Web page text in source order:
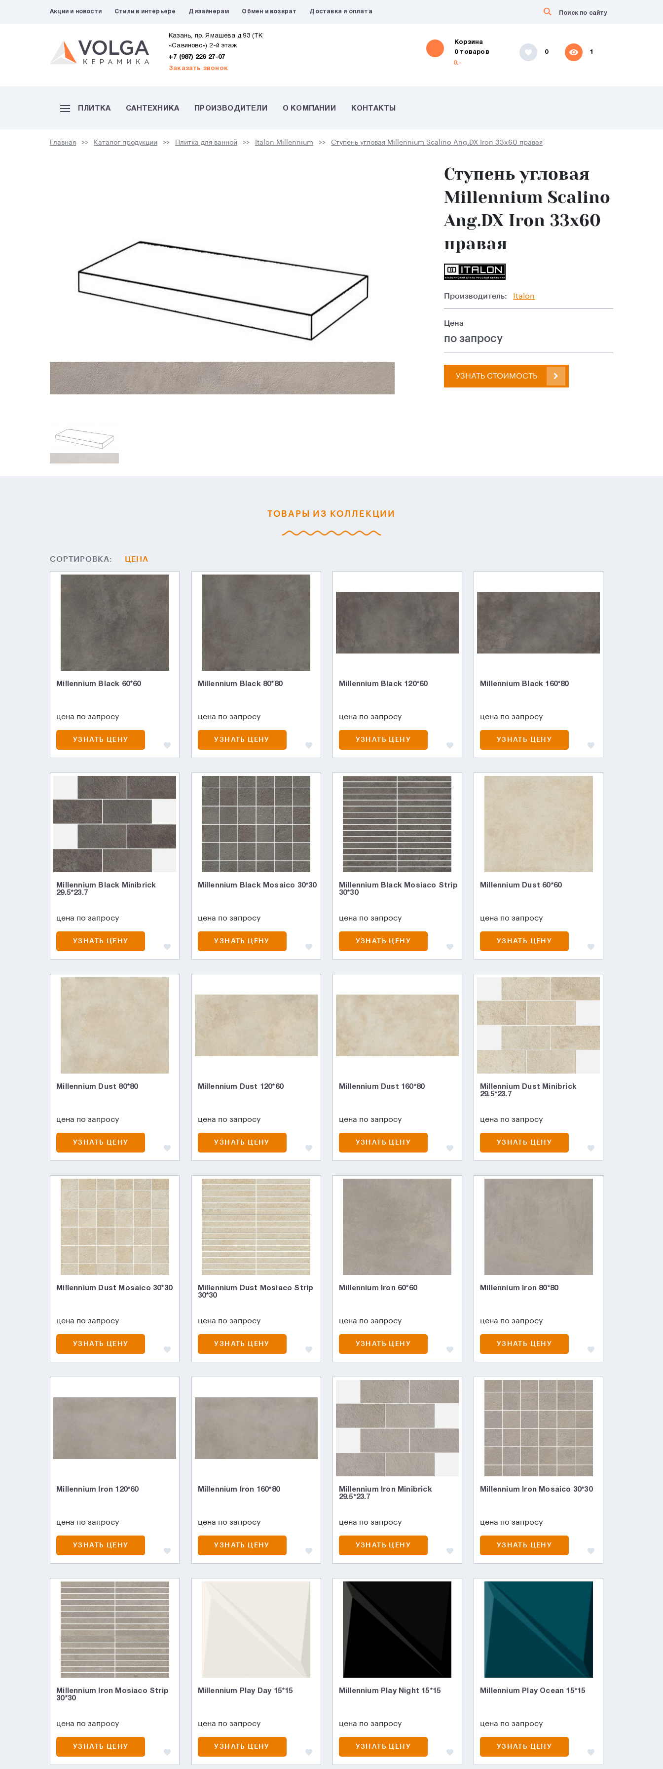
Акции и новости Стили в интерьере Дизайнерам Обмен и возврат Доставка и оплата
Казань, пр. Ямашева д.93 (ТК
«Савиново») 2-й этаж
+7 (987) 226 27-07
Заказать звонок
Корзина
0 товаров
0.-
0 1
ПЛИТКА САНТЕХНИКА ПРОИЗВОДИТЕЛИ О КОМПАНИИ КОНТАКТЫ
Главная Каталог продукции Плитка для ванной Italon Millennium Ступень угловая Millennium Scalino Ang.DX Iron 33x60 правая
Ступень угловая
Millennium Scalino
Ang.DX Iron 33x60
правая
Производитель: Italon
Цена
по запросу
УЗНАТЬ СТОИМОСТЬ
ТОВАРЫ ИЗ КОЛЛЕКЦИИ
СОРТИРОВКА: ЦЕНА
Millennium Black 60*60
цена по запросу
УЗНАТЬ ЦЕНУ
Millennium Black 80*80
цена по запросу
УЗНАТЬ ЦЕНУ
Millennium Black 120*60
цена по запросу
УЗНАТЬ ЦЕНУ
Millennium Black 160*80
цена по запросу
УЗНАТЬ ЦЕНУ
Millennium Black Minibrick
29.5*23.7
цена по запросу
УЗНАТЬ ЦЕНУ
Millennium Black Mosaico 30*30
цена по запросу
УЗНАТЬ ЦЕНУ
Millennium Black Mosiaco Strip
30*30
цена по запросу
УЗНАТЬ ЦЕНУ
Millennium Dust 60*60
цена по запросу
УЗНАТЬ ЦЕНУ
Millennium Dust 80*80
цена по запросу
УЗНАТЬ ЦЕНУ
Millennium Dust 120*60
цена по запросу
УЗНАТЬ ЦЕНУ
Millennium Dust 160*80
цена по запросу
УЗНАТЬ ЦЕНУ
Millennium Dust Minibrick
29.5*23.7
цена по запросу
УЗНАТЬ ЦЕНУ
Millennium Dust Mosaico 30*30
цена по запросу
УЗНАТЬ ЦЕНУ
Millennium Dust Mosiaco Strip
30*30
цена по запросу
УЗНАТЬ ЦЕНУ
Millennium Iron 60*60
цена по запросу
УЗНАТЬ ЦЕНУ
Millennium Iron 80*80
цена по запросу
УЗНАТЬ ЦЕНУ
Millennium Iron 120*60
цена по запросу
УЗНАТЬ ЦЕНУ
Millennium Iron 160*80
цена по запросу
УЗНАТЬ ЦЕНУ
Millennium Iron Minibrick
29.5*23.7
цена по запросу
УЗНАТЬ ЦЕНУ
Millennium Iron Mosaico 30*30
цена по запросу
УЗНАТЬ ЦЕНУ
Millennium Iron Mosiaco Strip
30*30
цена по запросу
УЗНАТЬ ЦЕНУ
Millennium Play Day 15*15
цена по запросу
УЗНАТЬ ЦЕНУ
Millennium Play Night 15*15
цена по запросу
УЗНАТЬ ЦЕНУ
Millennium Play Ocean 15*15
цена по запросу
УЗНАТЬ ЦЕНУ